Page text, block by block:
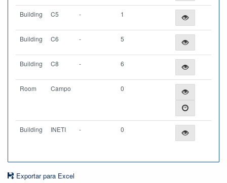
Building C5 - 1
Building C6 - 5
Building C8 - 6
Room Campo 0
Building INETI - 0
Exportar para Excel